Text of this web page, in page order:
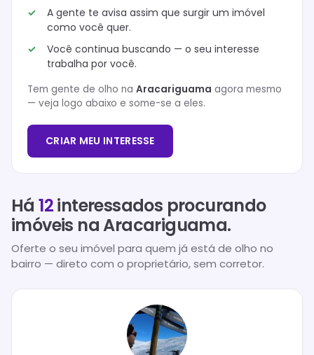
A gente te avisa assim que surgir um imóvel
como você quer.
Você continua buscando — o seu interesse
trabalha por você.
Tem gente de olho na Aracariguama agora mesmo
— veja logo abaixo e some-se a eles.
CRIAR MEU INTERESSE
Há12interessados procurando
imóveis naAracariguama.
Oferte o seu imóvel para quem já está de olho no
bairro — direto com o proprietário, sem corretor.